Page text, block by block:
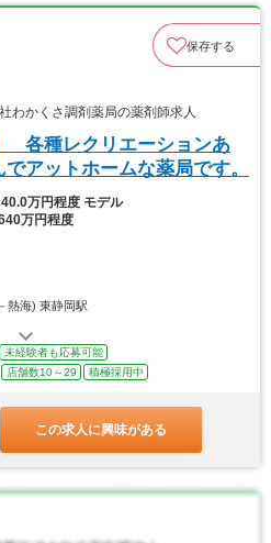
保存する
かくさ調剤薬局の薬剤師求人
各種レクリエーションあ
アットホームな薬局です。
万円程度 モデル
万円程度
熱海) 東静岡駅
未経験者も応募可能
店舗数10～29 積極採用中
この求人に興味がある